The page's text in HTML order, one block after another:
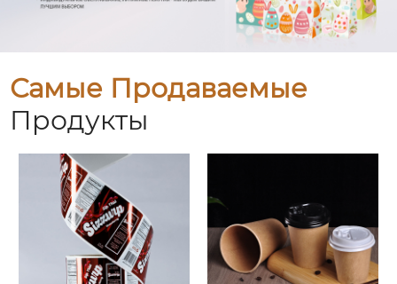
Самые Продаваемые
Продукты